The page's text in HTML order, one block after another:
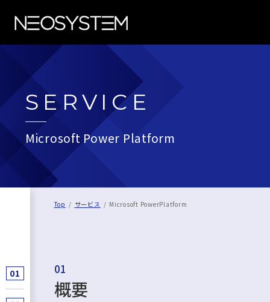
SERVICE
Microsoft Power Platform
Top サービス Microsoft PowerPlatform
01
概要